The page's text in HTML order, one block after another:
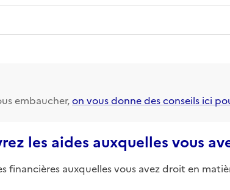
embaucher,on vous donne des conseils ici
les aides auxquelles vous
financières auxquelles vous avez droit en